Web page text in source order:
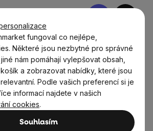
fungoval co nejlépe,
Některé jsou nezbytné pro správné
nám pomáhají vylepšovat obsah,
a zobrazovat nabídky, které jsou
Podle vašich preferencí si je
informací najdete v našich
cookies.
Souhlasím
Nákupní
Deodoranty
Roll-on Deodorant,
deodorant, unisex, aloe
z aloe vera, bez obsahu